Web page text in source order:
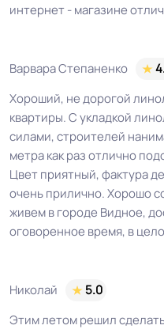
интернет - магазине
Варвара Степаненко
Хороший, не дорогой
квартиры. С укладкой
силами, строителей
метра как раз отлично
Цвет приятный, фактура
очень прилично. Хорошо
живем в городе Видное,
оговоренное время, в
Николай
5.0
Этим летом решил